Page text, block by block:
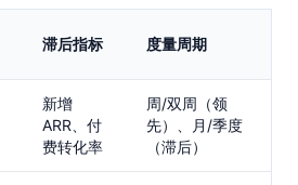
滞后指标 度量周期
新增
ARR、付
费转化率
周/双周（领
先）、月/季度
（滞后）